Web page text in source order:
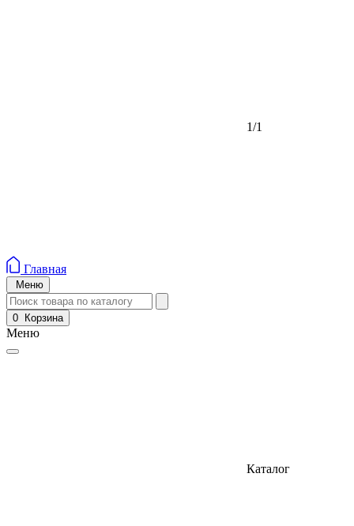
1/1
Главная
Меню
0 Корзина
Меню
Каталог